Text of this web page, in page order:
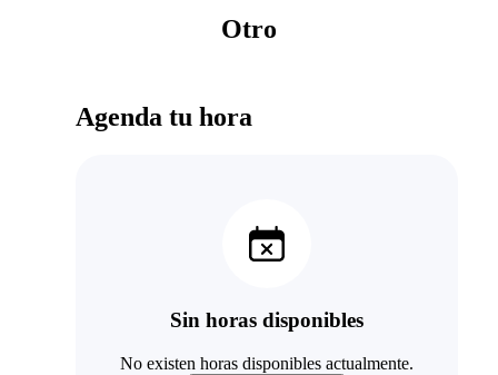
Otro
Agenda tu hora
Sin horas disponibles
No existen horas disponibles actualmente.